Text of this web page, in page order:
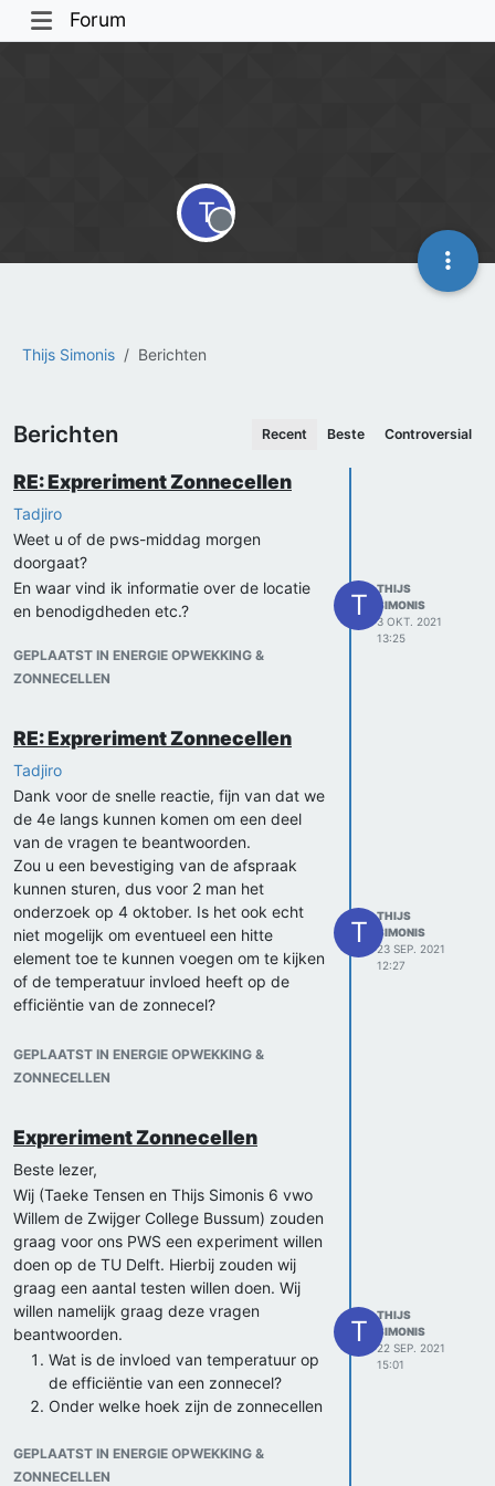
Forum
Thijs Simonis Berichten
T
Offline
Berichten Recent Beste Controversial
RE: Expreriment Zonnecellen
Tadjiro
Weet u of de pws-middag morgen
doorgaat?
En waar vind ik informatie over de locatie
en benodigdheden etc.?
GEPLAATST IN ENERGIE OPWEKKING &
ZONNECELLEN
T
THIJS
SIMONIS
3 OKT. 2021
13:25
RE: Expreriment Zonnecellen
Tadjiro
Dank voor de snelle reactie, fijn van dat we
de 4e langs kunnen komen om een deel
van de vragen te beantwoorden.
Zou u een bevestiging van de afspraak
kunnen sturen, dus voor 2 man het
onderzoek op 4 oktober. Is het ook echt
niet mogelijk om eventueel een hitte
element toe te kunnen voegen om te kijken
of de temperatuur invloed heeft op de
efficiëntie van de zonnecel?
GEPLAATST IN ENERGIE OPWEKKING &
ZONNECELLEN
T
THIJS
SIMONIS
23 SEP. 2021
12:27
Expreriment Zonnecellen
Beste lezer,
Wij (Taeke Tensen en Thijs Simonis 6 vwo
Willem de Zwijger College Bussum) zouden
graag voor ons PWS een experiment willen
doen op de TU Delft. Hierbij zouden wij
graag een aantal testen willen doen. Wij
willen namelijk graag deze vragen
beantwoorden.
Wat is de invloed van temperatuur op
de efficiëntie van een zonnecel?
Onder welke hoek zijn de zonnecellen
Onder welke lichtsterkte is een
zonnecel het efficiëntst?
GEPLAATST IN ENERGIE OPWEKKING &
ZONNECELLEN
T
THIJS
SIMONIS
22 SEP. 2021
15:01